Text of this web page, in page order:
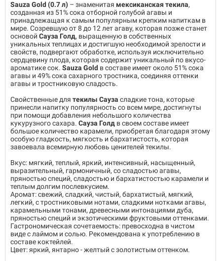
Sauza Gold (0.7 л) – знаменитая мексиканская текила,
созданная из 51% сока отборной голубой агавы и
принадлежащая к самым популярным крепким напиткам в
мире. Созревшую от 8 до 12 лет агаву, которая позже станет
основой Сауза Голд, выращенную в собственных
уникальных теплицах и достигшую необходимой зрелости и
свойств, подвергают обработке, используя исключительно
сердцевину плода, которая содержит уникальный по вкусо-
ароматике сок. Sauza Gold в составе имеет около 51% сока
агавы и 49% сока сахарного тростника, соединяя оттенки
агавы и тростниковую сладость.
Свойственные для текилы Сауза сладкие тона, которые
принесли напитку популярность со всем мире, достигнуты
при помощи добавления небольшого количества
кукурузного сахара. Сауза Голд в своем составе имеет
большое количество карамели, приобретая благодаря этому
особую гладкость, мягкость и бархатистость, которая
завоевала всемирную любовь ценителей текилы.
Вкус: мягкий, теплый, яркий, интенсивный, насыщенный,
выразительный, гармоничный, со сладостью агавы,
пряностью специй, сладостью и бархатистостью карамели и
теплым долгим послевкусием.
Аромат: свежий, сладкий, чистый, бархатистый, мягкий,
легкий, с тростниковыми нотами, сладкими нотками агавы,
карамельными тонами, древесными интонациями дуба,
пряностью специй и экзотическими фруктовыми оттенками.
Гастрономическая сочетаемость: превосходна в чистом
виде с лаймом и солью. Рекомендована к употреблению в
составе коктейлей.
Цвет: яркий, янтарно - желтый с золотистым оттенком.